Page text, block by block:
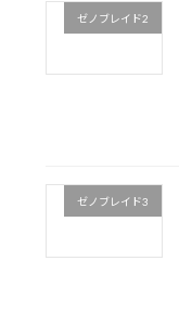
ゼノブレイド2
ゼノブレイド3